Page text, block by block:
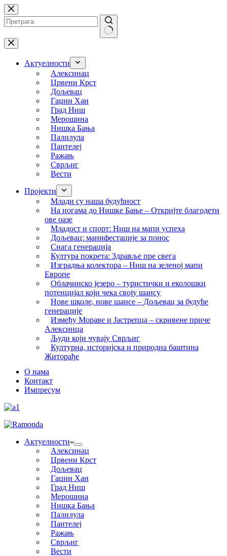
Skip
to
content
No
results
Актуелности
Алексинац
Црвени Крст
Дољевац
Гаџин Хан
Град Ниш
Мерошина
Нишка Бања
Палилула
Пантелеј
Ражањ
Сврљиг
Вести
Пројекти
Млади су наша будућност
На ногама до Нишке Бање – Откријте благодети
ове оазе
Младост и спорт: Ниш на мапи успеха
Дољевац: манифестације за понос
Снага генерација
Култура покрета: Здравље пре свега
Изградња колектора – Ниш на зеленој мапи
Европе
Облачинско језеро – туристички и еколошки
потенцијал који чека своју шансу
Нове школе, нове шансе – Дољевац за будуће
генерације
Између Мораве и Јастрепца – скривене приче
Алексинца
Људи који чувају Сврљиг
Културна, историјска и природна баштина
Житорађе
О нама
Контакт
Импресум
Актуелности
Алексинац
Црвени Крст
Дољевац
Гаџин Хан
Град Ниш
Мерошина
Нишка Бања
Палилула
Пантелеј
Ражањ
Сврљиг
Вести